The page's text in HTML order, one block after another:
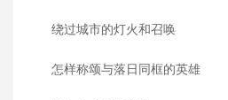
绕过城市的灯火和召唤
怎样称颂与落日同框的英雄